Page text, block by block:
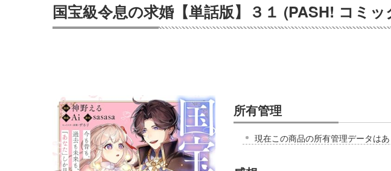
国宝級令息の求婚【単話版】３１ (PASH! コミッ
所有管理
現在この商品の所有管理データはあ